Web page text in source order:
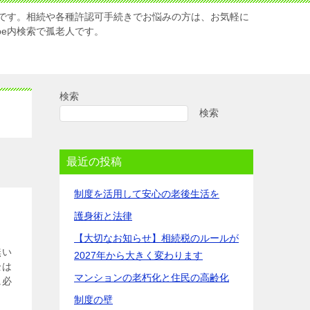
す。相続や各種許認可手続きでお悩みの方は、お気軽に
内検索で孤老人です。
必
検索
検索
最近の投稿
制度を活用して安心の老後生活を
護身術と法律
【大切なお知らせ】相続税のルールが
2027年から大きく変わります
マンションの老朽化と住民の高齢化
制度の壁